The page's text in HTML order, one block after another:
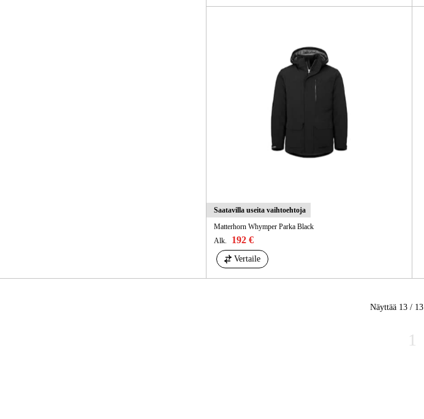
Saatavilla useita vaihtoehtoja
Matterhorn Whymper Parka Black
Alk.
192 €
Vertaile
Näyttää 13 / 13
1